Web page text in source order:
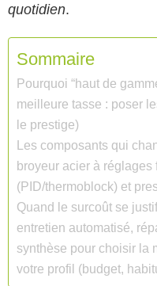
quotidien.
Sommaire
Pourquoi “haut de
meilleure tasse : poser
le prestige)
Les composants qui
broyeur acier à
(PID/thermoblock) et
Quand le surcoût se
entretien automatisé,
synthèse pour choisir la
votre profil (budget,